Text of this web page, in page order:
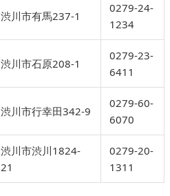
渋川市有馬237-1
0279-24-
1234
渋川市石原208-1
0279-23-
6411
渋川市行幸田342-9
0279-60-
6070
渋川市渋川1824-
21
0279-20-
1311